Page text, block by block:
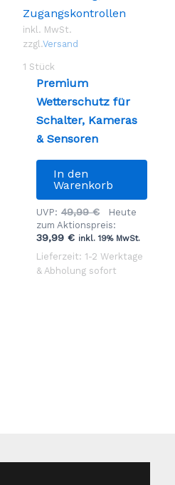
Produktseite
gewählt
werden
inkl. MwSt.
zzgl.Versand
1 Stück
Premium
Wetterschutz für
Schalter, Kameras
& Sensoren
In den
Warenkorb
UVP: 49,99€
Preis
war:
49,99 €
Heute
zum Aktionspreis:
39,99€Aktueller
ist:
39,99 €.
inkl. 19% MwSt.
Lieferzeit: 1-2 Werktage
& Abholung sofort